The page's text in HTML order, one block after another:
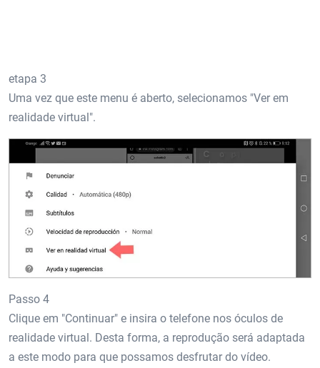
etapa 3
Uma vez que este menu é aberto, selecionamos "Ver em
realidade virtual".
Passo 4
Clique em "Continuar" e insira o telefone nos óculos de
realidade virtual. Desta forma, a reprodução será adaptada
a este modo para que possamos desfrutar do vídeo.